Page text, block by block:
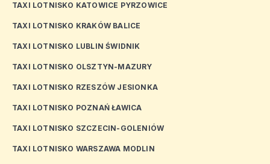
TAXI LOTNISKO KATOWICE PYRZOWICE
TAXI LOTNISKO KRAKÓW BALICE
TAXI LOTNISKO LUBLIN ŚWIDNIK
TAXI LOTNISKO OLSZTYN-MAZURY
TAXI LOTNISKO RZESZÓW JESIONKA
TAXI LOTNISKO POZNAŃ ŁAWICA
TAXI LOTNISKO SZCZECIN-GOLENIÓW
TAXI LOTNISKO WARSZAWA MODLIN